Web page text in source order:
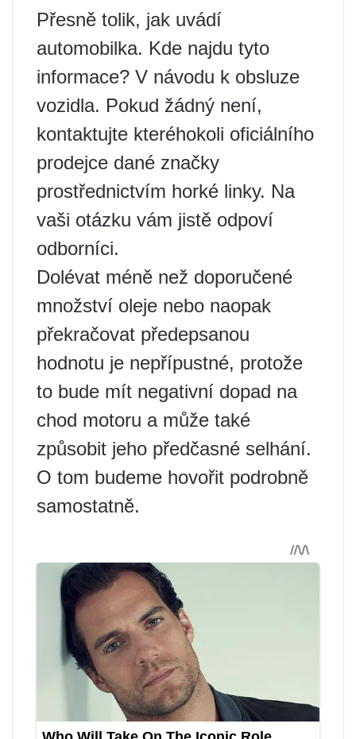
Přesně tolik, jak uvádí
automobilka. Kde najdu tyto
informace? V návodu k obsluze
vozidla. Pokud žádný není,
kontaktujte kteréhokoli oficiálního
prodejce dané značky
prostřednictvím horké linky. Na
vaši otázku vám jistě odpoví
odborníci.
Dolévat méně než doporučené
množství oleje nebo naopak
překračovat předepsanou
hodnotu je nepřípustné, protože
to bude mít negativní dopad na
chod motoru a může také
způsobit jeho předčasné selhání.
O tom budeme hovořit podrobně
samostatně.